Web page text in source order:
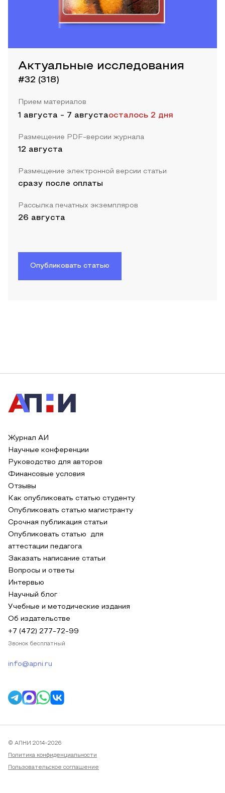
Актуальные исследования
#32 (318)
Прием материалов
1 августа - 7 августаосталось 2 дня
Размещение PDF-версии журнала
12 августа
Размещение электронной версии статьи
сразу после оплаты
Рассылка печатных экземпляров
26 августа
Опубликовать статью
Журнал АИ
Научные конференции
Руководство для авторов
Финансовые условия
Отзывы
Как опубликовать статью студенту
Опубликовать статью магистранту
Срочная публикация статьи
Опубликовать статью для
аттестации педагога
Заказать написание статьи
Вопросы и ответы
Интервью
Научный блог
Учебные и методические издания
Об издательстве
+7 (472) 277-72-99
Звонок бесплатный
info@apni.ru
© АПНИ 2014-2026
Политика конфиденциальности
Пользовательское соглашение